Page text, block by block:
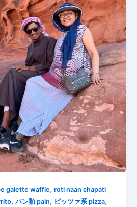
galette waffle,roti naan chapati
,パン類 pain, ピッツァ系 pizza,